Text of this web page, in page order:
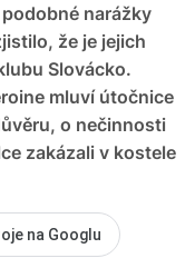
narážky
že je jejich
Slovácko.
mluví útočnice
o nečinnosti
zakázali v kostele
na Googlu